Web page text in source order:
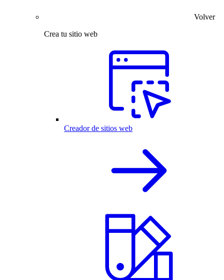
Volver
Crea tu sitio web
Creador de sitios web